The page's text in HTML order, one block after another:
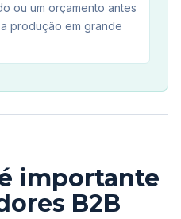
ou um orçamento antes
produção em grande
importante
B2B